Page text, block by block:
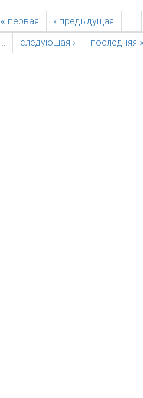
« первая ‹ предыдущая …
…
следующая › последняя »